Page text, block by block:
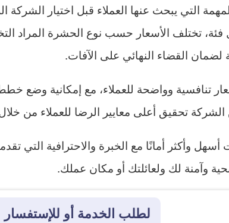
التي يبحث عنها العملاء قبل اختيار
فئة، تختلف الأسعار حسب نوع الحشرة المراد
القضاء النهائي على الآفات.
تنافسية وواضحة للعملاء، مع إمكانية وضع
تحقيق أعلى معايير الرضا للعملاء من
وأكثر أمانًا مع الخبرة والاحترافية التي
وآمنة لك ولعائلتك أو مكان عملك.
لطلب الخدمة أو للإستفسار